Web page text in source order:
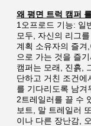
왜 평면 트럭 캠퍼
1오프로드 기능: 일
모두, 자신의 리그
계획 소유자의 즐겨
으로 가는 것을 즐
캠퍼는 모래, 진흙,
단하고 거친 조건에
를 기다리도록 남겨
2트레일러를 끌 수
보트, 말 트레일러
이나 다른 장난감,